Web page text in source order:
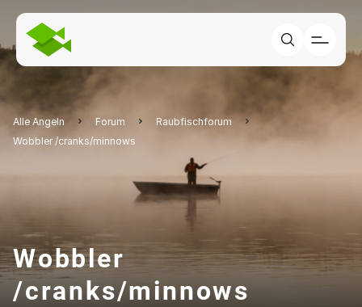
Alle Angeln Forum
Raubfischforum
Wobbler /cranks/minnows
Wobbler
/cranks/minnows